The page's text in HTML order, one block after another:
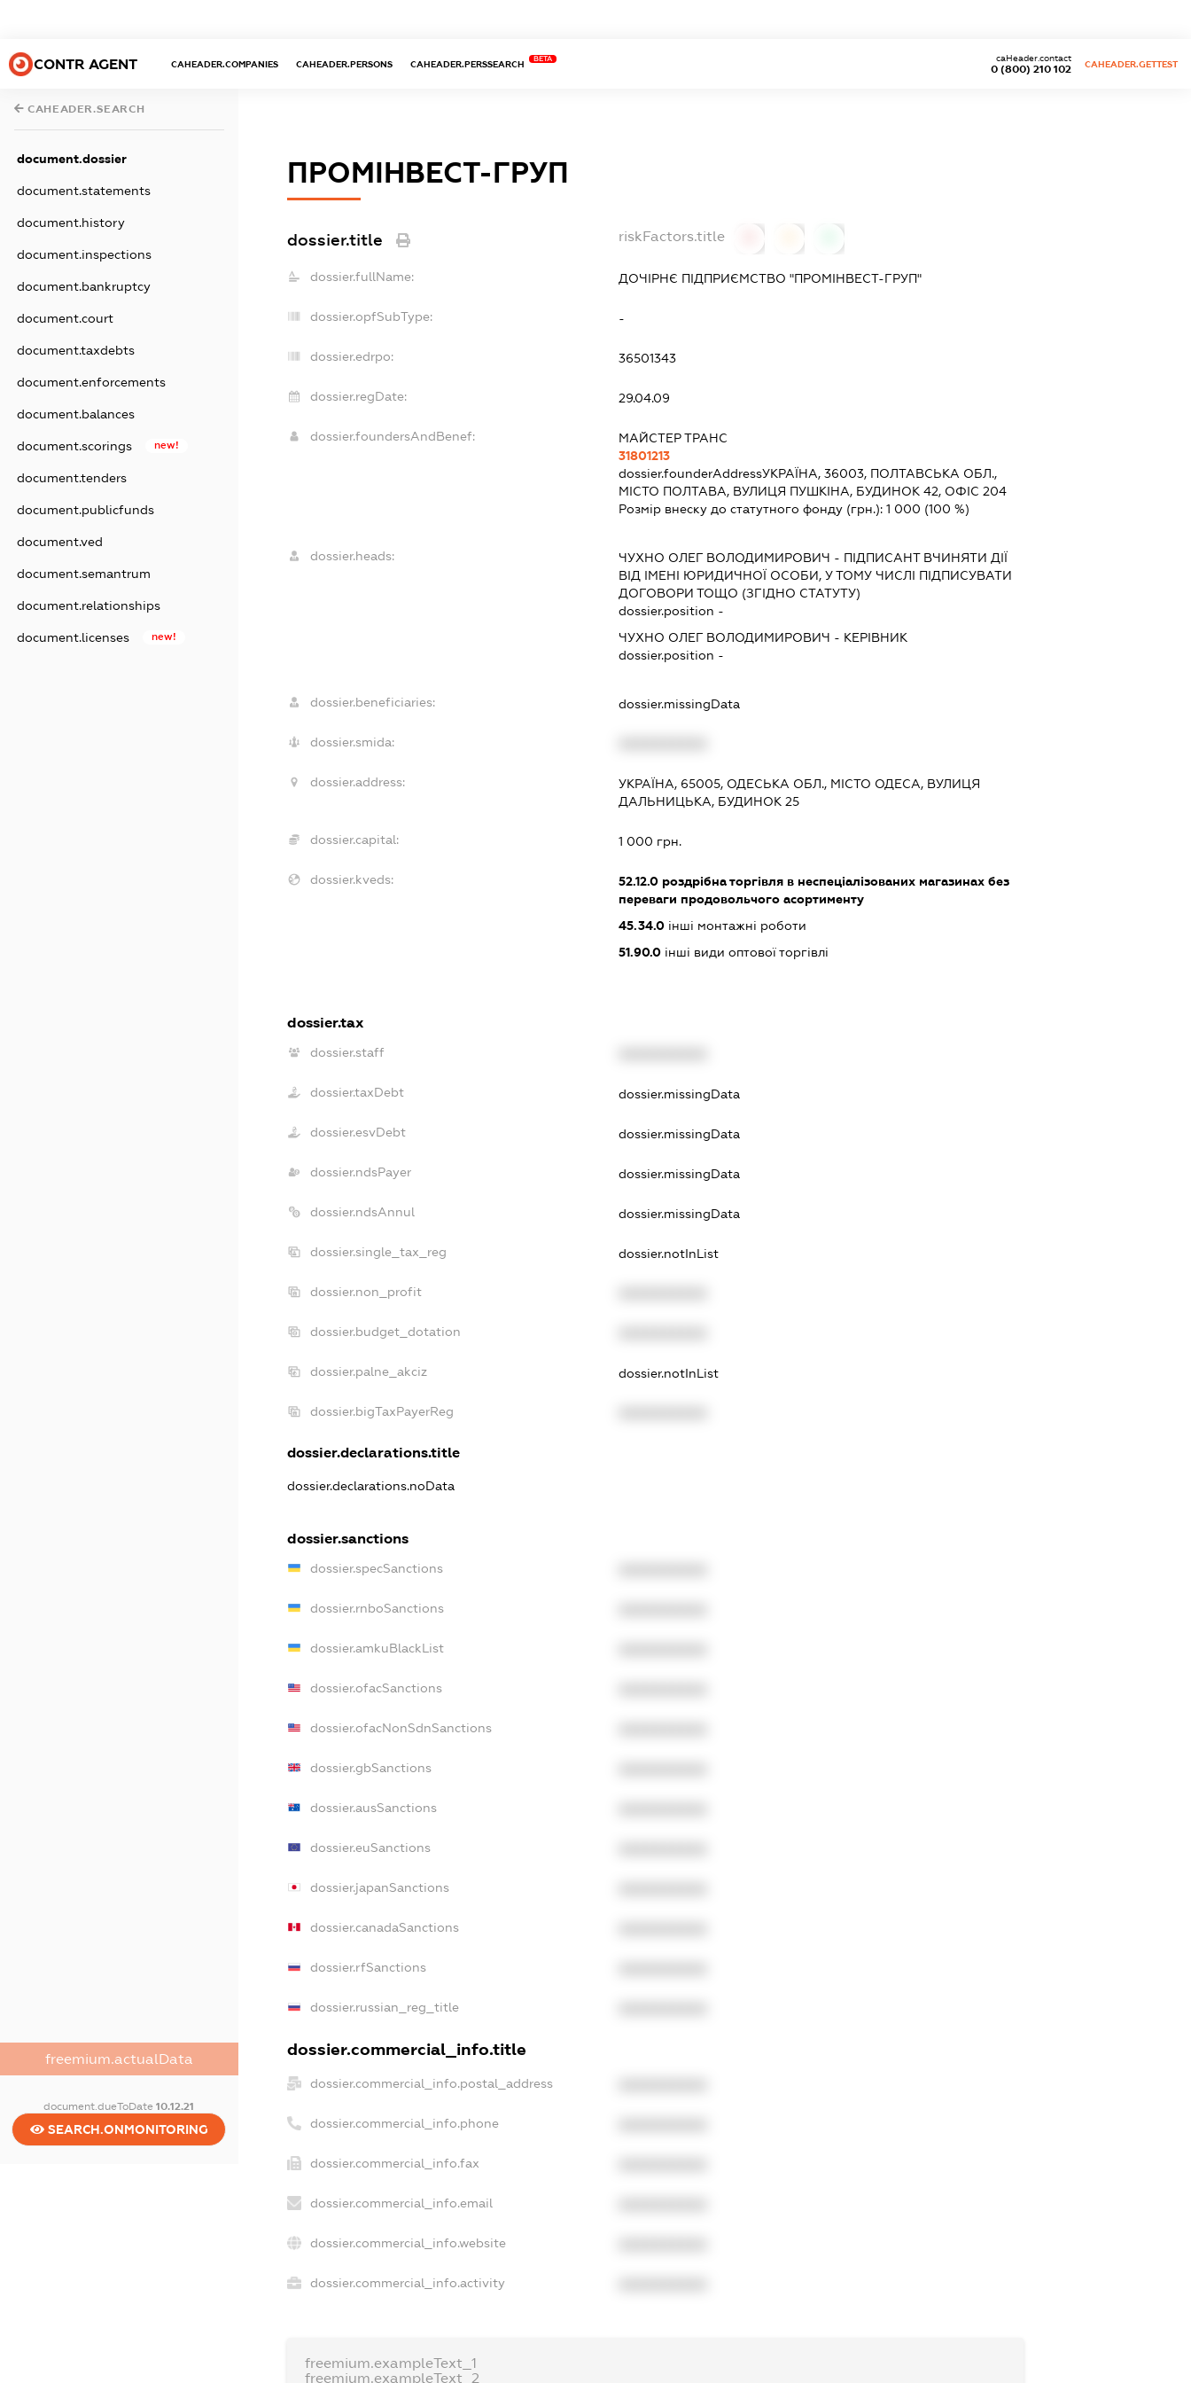
CONTR AGENT CAHEADER.COMPANIES CAHEADER.PERSONS CAHEADER.PERSSEARCH
BETA
0 (800) 210 102
caHeader.contact
CAHEADER.GETTEST
CAHEADER.SEARCH
document.dossier
document.statements
document.history
document.inspections
document.bankruptcy
document.court
document.taxdebts
document.enforcements
document.balances
document.scorings new!
document.tenders
document.publicfunds
document.ved
document.semantrum
document.relationships
document.licenses new!
freemium.actualData
document.dueToDate10.12.21
SEARCH.ONMONITORING
ПРОМІНВЕСТ-ГРУП
dossier.title riskFactors.title
dossier.fullName: ДОЧІРНЄ ПІДПРИЄМСТВО "ПРОМІНВЕСТ-ГРУП"
dossier.opfSubType: -
dossier.edrpo: 36501343
dossier.regDate: 29.04.09
dossier.foundersAndBenef:
МАЙСТЕР ТРАНС
31801213
dossier.founderAddressУКРАЇНА, 36003, ПОЛТАВСЬКА ОБЛ.,
МІСТО ПОЛТАВА, ВУЛИЦЯ ПУШКІНА, БУДИНОК 42, ОФІС 204
Розмір внеску до статутного фонду (грн.): 1 000 (100 %)
dossier.heads: ЧУХНО ОЛЕГ ВОЛОДИМИРОВИЧ - ПІДПИСАНТВЧИНЯТИ ДІЇ
ВІД ІМЕНІ ЮРИДИЧНОЇ ОСОБИ, У ТОМУ ЧИСЛІ ПІДПИСУВАТИ
ДОГОВОРИ ТОЩО (ЗГІДНО СТАТУТУ)
dossier.position -
ЧУХНО ОЛЕГ ВОЛОДИМИРОВИЧ - КЕРІВНИК
dossier.position -
dossier.beneficiaries: dossier.missingData
dossier.smida:
dossier.address:
УКРАЇНА, 65005, ОДЕСЬКА ОБЛ., МІСТО ОДЕСА, ВУЛИЦЯ
ДАЛЬНИЦЬКА, БУДИНОК 25
dossier.capital: 1 000 грн.
dossier.kveds: 52.12.0роздрібна торгівля в неспеціалізованих магазинах без
переваги продовольчого асортименту
45.34.0інші монтажні роботи
51.90.0інші види оптової торгівлі
dossier.tax
dossier.staff
dossier.taxDebt dossier.missingData
dossier.esvDebt dossier.missingData
dossier.ndsPayer dossier.missingData
dossier.ndsAnnul dossier.missingData
dossier.single_tax_reg dossier.notInList
dossier.non_profit
dossier.budget_dotation
dossier.palne_akciz dossier.notInList
dossier.bigTaxPayerReg
dossier.declarations.title
dossier.declarations.noData
dossier.sanctions
dossier.specSanctions
dossier.rnboSanctions
dossier.amkuBlackList
dossier.ofacSanctions
dossier.ofacNonSdnSanctions
dossier.gbSanctions
dossier.ausSanctions
dossier.euSanctions
dossier.japanSanctions
dossier.canadaSanctions
dossier.rfSanctions
dossier.russian_reg_title
dossier.commercial_info.title
dossier.commercial_info.postal_address
dossier.commercial_info.phone
dossier.commercial_info.fax
dossier.commercial_info.email
dossier.commercial_info.website
dossier.commercial_info.activity
freemium.exampleText_1
freemium.exampleText_2